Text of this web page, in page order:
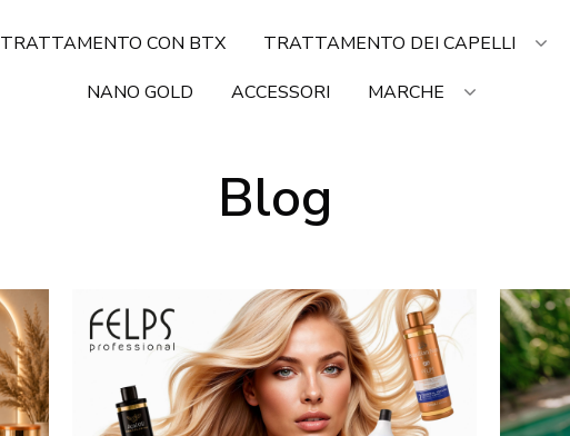
TRATTAMENTO CON BTX TRATTAMENTO DEI CAPELLI
NANO GOLD
ACCESSORI MARCHE
Blog